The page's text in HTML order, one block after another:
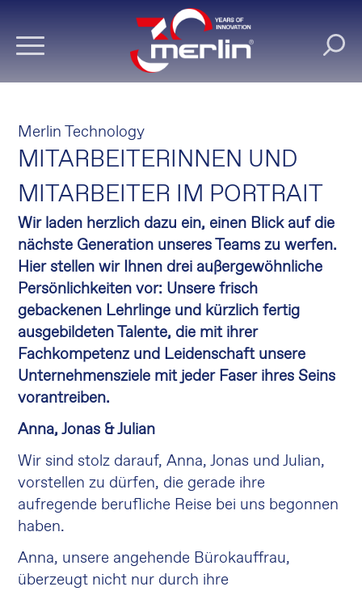
Merlin Technology
MITARBEITERINNEN UND
MITARBEITER IM PORTRAIT
Wir laden herzlich dazu ein, einen Blick auf die
nächste Generation unseres Teams zu werfen.
Hier stellen wir Ihnen drei außergewöhnliche
Persönlichkeiten vor: Unsere frisch
gebackenen Lehrlinge und kürzlich fertig
ausgebildeten Talente, die mit ihrer
Fachkompetenz und Leidenschaft unsere
Unternehmensziele mit jeder Faser ihres Seins
vorantreiben.
Anna, Jonas & Julian
Wir sind stolz darauf, Anna, Jonas und Julian,
vorstellen zu dürfen, die gerade ihre
aufregende berufliche Reise bei uns begonnen
haben.
Anna, unsere angehende Bürokauffrau,
überzeugt nicht nur durch ihre